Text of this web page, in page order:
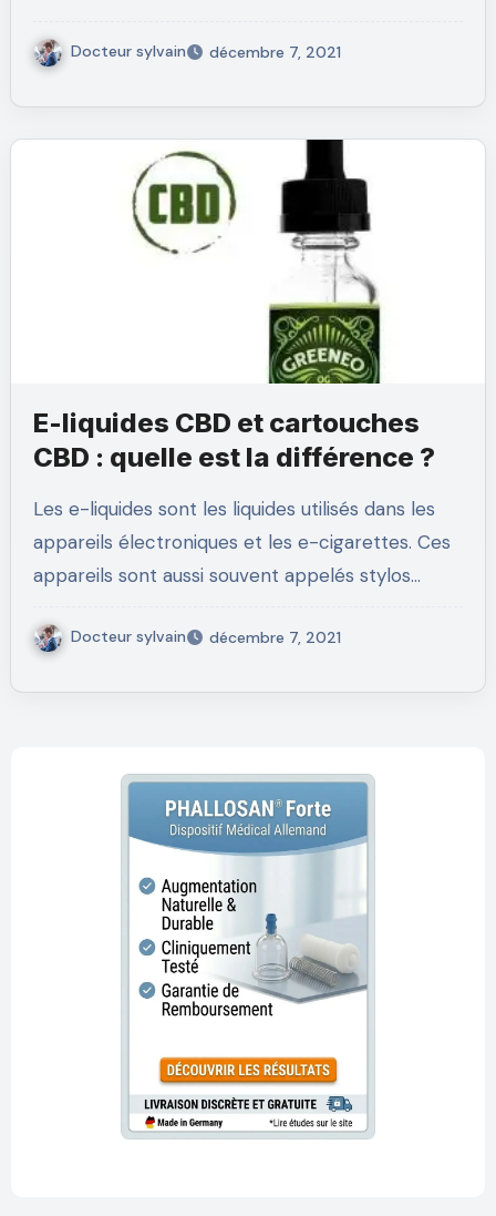
Docteur sylvain décembre 7, 2021
E-liquides CBD et cartouches
CBD : quelle est la différence ?
Les e-liquides sont les liquides utilisés dans les
appareils électroniques et les e-cigarettes. Ces
appareils sont aussi souvent appelés stylos…
Docteur sylvain décembre 7, 2021